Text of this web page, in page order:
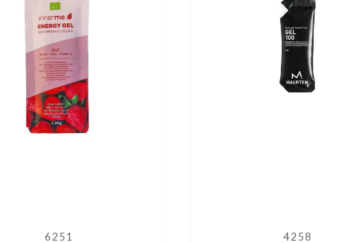
6251 4258